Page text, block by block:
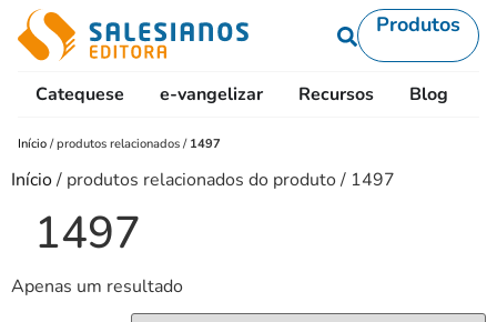
Produtos
Catequese e-vangelizar Recursos Blog
Início /produtos relacionados / 1497
Início/ produtos relacionados do produto / 1497
1497
Apenas um resultado